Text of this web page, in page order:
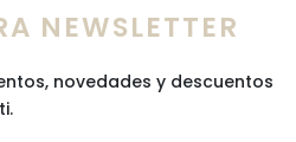
NEWSLETTER
novedades y descuentos